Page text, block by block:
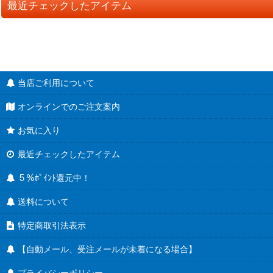
最近チェックしたアイテム
当店ご利用について
オンラインでのご注文案内
お気に入り
最近チェックしたアイテム
５％ﾎﾟｲﾝﾄ還元中！
送料について
特定商取引法表示
【自動メール、受注メールが未着になる場合】